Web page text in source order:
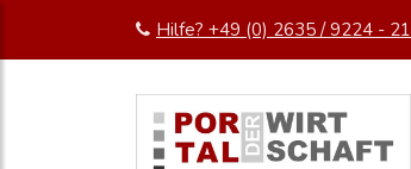
Hilfe? +49 (0) 2635 / 9224 - 21